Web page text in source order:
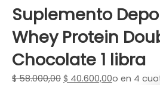
Suplemento
Whey Protein
Chocolate 1 libra
$58.000,00 $ 40.600,00o en 4